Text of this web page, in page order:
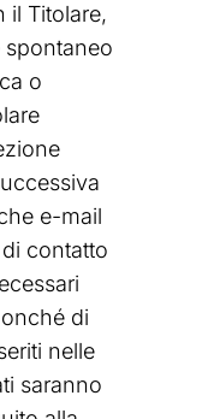
il Titolare,
spontaneo
o
e-mail
contatto
di
nelle
saranno